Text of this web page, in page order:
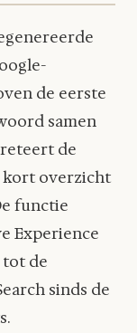
de eerste
samen
de
kort overzicht
functie
Experience
tot de
sinds de